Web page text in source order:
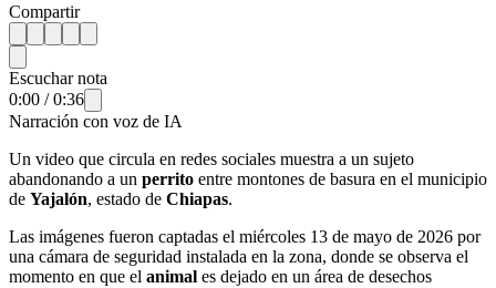
Compartir
Escuchar nota
0:00 /0:36
Narración con voz de IA
Un video que circula en redes sociales muestra a un sujeto
abandonando a un perrito entre montones de basura en el municipio
de Yajalón, estado de Chiapas.
Las imágenes fueron captadas el miércoles 13 de mayo de 2026 por
una cámara de seguridad instalada en la zona, donde se observa el
momento en que el animal es dejado en un área de desechos